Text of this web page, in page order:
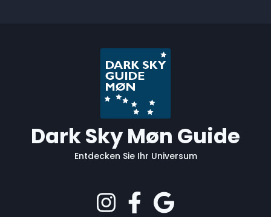
Dark Sky Møn Guide
Entdecken Sie Ihr Universum